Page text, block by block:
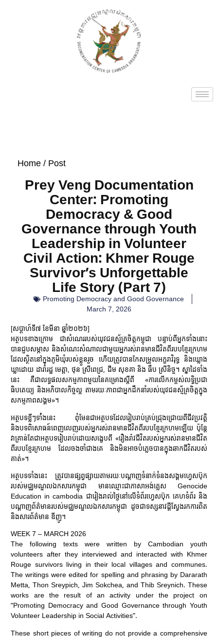
Home/ Post
Prey Veng Documentation
Center: Promoting
Democracy & Good
Governance through Youth
Leadership in Volunteer
Civil Action: Khmer Rouge
Survivor’s Unforgettable
Life Story (Part 7)
Promoting Democracy and Good Governance
March 7, 2026
[សប្តាហ៍ទី៧ ខែមីនា ឆ្នាំ២០២៦]
អត្ថបទខាងក្រោម ជាសំណេររបស់យុវជនស្ម័គ្រចិត្តកម្ពុជា បន្ទាប់ពីអ្នកទាំងនោះ
បានជួបសម្ភាស និងសំណេះសំណាលជាមួយអ្នករស់រានមានជីវិតពីរបបខ្មែរក្រហម
ដែលស្ថិតនៅក្នុងភូមិឃុំរបស់ខ្លួនរួច ហើយត្រូវបានកែសម្រួលអក្ខរាវិរុទ្ធ និងឃ្លោង
ឃ្លាដោយ ដារ៉ារដ្ឋ មេត្តា, ថុន ស្រីពេជ្រ, ជីម សុខគា និង ធឹប ស្រីនិច្ច។ ស្នាដៃទាំង
នេះ គឺជាលទ្ធផលសកម្មភាពមួយនៃគម្រោងស្តីពី «ការលើកកម្ពស់លទ្ធិប្រជា
ធិបតេយ្យ និងអភិបាលកិច្ចល្អ តាមរយៈភាពជាអ្នកដឹកនាំរបស់យុវជនស្ម័គ្រចិត្តក្នុង
សកម្មភាពសង្គម»។
អត្ថបទខ្លីៗទាំំងនេះ ពុំមែនជាអត្ថបទដែលរៀបរាប់គ្រប់ជ្រុងជ្រោយពីជីវប្រវត្តិ
និងបទពិសោធន៍ពេញលេញរបស់អ្នករស់រានមានជីវិតពីរបបខ្មែរក្រហមឡើយ ប៉ុន្តែ
វាគ្រាន់តែជាអត្ថបទរៀបរាប់ដោយសង្ខេបពី «រឿងរ៉ាវជីវិតរបស់អ្នករស់រានមានជីវិត
ពីរបបខ្មែរក្រហម ដែលចងចាំជាងគេ និងមិនអាចបំភ្លេចបានក្នុងឆាកជីវិតរបស់
គាត់»។
អត្ថបទទាំងនេះ ត្រូវបានផ្សព្វផ្សាយតាមរយៈបណ្តាញទំនាក់ទំនងសង្គមហ្វេសប៊ុក
របស់មជ្ឈមណ្ឌលឯកសារកម្ពុជា មានឈ្មោះជាភាសាអង់គ្លេស Genocide
Education in cambodia ជារៀងរាល់ថ្ងៃនៅលើទំព័រហ្វេសប៊ុក គេហទំព័រ និង
បណ្តាញព័ត៌មានរបស់មជ្ឈមណ្ឌលឯកសារកម្ពុជា ដូចជាទស្សនាវដ្តីស្វែងរកការពិត​
និងសារព័ត៌មាន ឌីញូ។
WEEK 7 – MARCH 2026
The following texts were written by Cambodian youth
volunteers after they interviewed and interacted with Khmer
Rouge survivors living in their local villages and communes.
The writings were edited for spelling and phrasing by Dararath
Metta, Thon Sreypich, Jim Sokchea, and Thib Sreynich. These
works are the result of an activity under the project on
“Promoting Democracy and Good Governance through Youth
Volunteer Leadership in Social Activities”.
These short pieces of writing do not provide a comprehensive